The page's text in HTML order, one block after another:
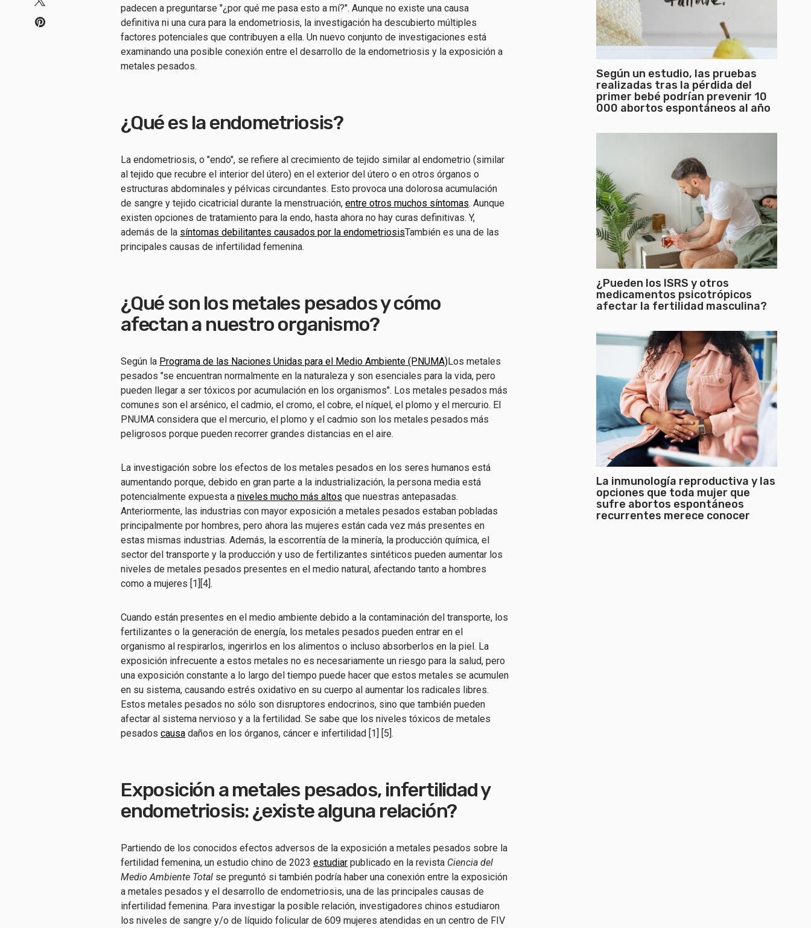
padecen a preguntarse "¿por qué me pasa esto a mí?". Aunque no existe una causa
definitiva ni una cura para la endometriosis, la investigación ha descubierto múltiples
factores potenciales que contribuyen a ella. Un nuevo conjunto de investigaciones está
examinando una posible conexión entre el desarrollo de la endometriosis y la exposición a
metales pesados.
¿Qué es la endometriosis?
La endometriosis, o "endo", se refiere al crecimiento de tejido similar al endometrio (similar
al tejido que recubre el interior del útero) en el exterior del útero o en otros órganos o
estructuras abdominales y pélvicas circundantes. Esto provoca una dolorosa acumulación
de sangre y tejido cicatricial durante la menstruación, entre otros muchos síntomas. Aunque
existen opciones de tratamiento para la endo, hasta ahora no hay curas definitivas. Y,
además de la síntomas debilitantes causados por la endometriosisTambién es una de las
principales causas de infertilidad femenina.
¿Qué son los metales pesados y cómo
afectan a nuestro organismo?
Según la Programa de las Naciones Unidas para el Medio Ambiente (PNUMA)Los metales
pesados "se encuentran normalmente en la naturaleza y son esenciales para la vida, pero
pueden llegar a ser tóxicos por acumulación en los organismos". Los metales pesados más
comunes son el arsénico, el cadmio, el cromo, el cobre, el níquel, el plomo y el mercurio. El
PNUMA considera que el mercurio, el plomo y el cadmio son los metales pesados más
peligrosos porque pueden recorrer grandes distancias en el aire.
La investigación sobre los efectos de los metales pesados en los seres humanos está
aumentando porque, debido en gran parte a la industrialización, la persona media está
potencialmente expuesta a niveles mucho más altos que nuestras antepasadas.
Anteriormente, las industrias con mayor exposición a metales pesados estaban pobladas
principalmente por hombres, pero ahora las mujeres están cada vez más presentes en
estas mismas industrias. Además, la escorrentía de la minería, la producción química, el
sector del transporte y la producción y uso de fertilizantes sintéticos pueden aumentar los
niveles de metales pesados presentes en el medio natural, afectando tanto a hombres
como a mujeres [1][4].
Cuando están presentes en el medio ambiente debido a la contaminación del transporte, los
fertilizantes o la generación de energía, los metales pesados pueden entrar en el
organismo al respirarlos, ingerirlos en los alimentos o incluso absorberlos en la piel. La
exposición infrecuente a estos metales no es necesariamente un riesgo para la salud, pero
una exposición constante a lo largo del tiempo puede hacer que estos metales se acumulen
en su sistema, causando estrés oxidativo en su cuerpo al aumentar los radicales libres.
Estos metales pesados no sólo son disruptores endocrinos, sino que también pueden
afectar al sistema nervioso y a la fertilidad. Se sabe que los niveles tóxicos de metales
pesados causa daños en los órganos, cáncer e infertilidad [1] [5].
Exposición a metales pesados, infertilidad y
endometriosis: ¿existe alguna relación?
Partiendo de los conocidos efectos adversos de la exposición a metales pesados sobre la
fertilidad femenina, un estudio chino de 2023 estudiar publicado en la revista Ciencia del
Medio Ambiente Total se preguntó si también podría haber una conexión entre la exposición
a metales pesados y el desarrollo de endometriosis, una de las principales causas de
infertilidad femenina. Para investigar la posible relación, investigadores chinos estudiaron
los niveles de sangre y/o de líquido folicular de 609 mujeres atendidas en un centro de FIV
Según un estudio, las pruebas
realizadas tras la pérdida del
primer bebé podrían prevenir 10
000 abortos espontáneos al año
¿Pueden los ISRS y otros
medicamentos psicotrópicos
afectar la fertilidad masculina?
La inmunología reproductiva y las
opciones que toda mujer que
sufre abortos espontáneos
recurrentes merece conocer